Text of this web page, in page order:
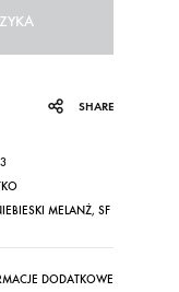
SHARE
MELANŻ, SF
DODATKOWE